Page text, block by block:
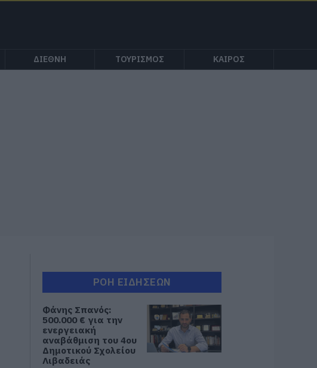
ΔΙΕΘΝΗ ΤΟΥΡΙΣΜΟΣ ΚΑΙΡΟΣ
ΡΟΗ ΕΙΔΗΣΕΩΝ
Φάνης Σπανός:
500.000 € για την
ενεργειακή
αναβάθμιση του 4ου
Δημοτικού Σχολείου
Λιβαδειάς